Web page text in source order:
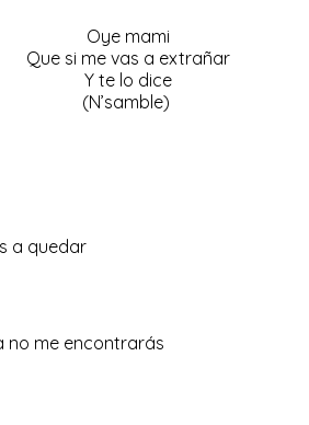
Oye mami
Que si me vas a extrañar
Y te lo dice
(N’samble)
a quedar
no me encontrarás